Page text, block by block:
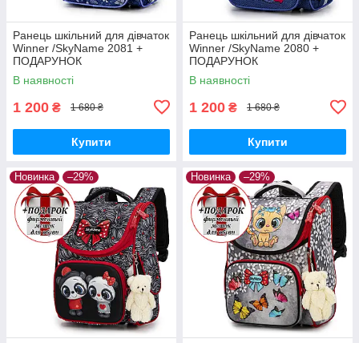
Ранець шкільний для дівчаток
Winner /SkyName 2081 +
ПОДАРУНОК
В наявності
1 200 ₴ 1 680 ₴
Купити
Ранець шкільний для дівчаток
Winner /SkyName 2080 +
ПОДАРУНОК
В наявності
1 200 ₴ 1 680 ₴
Купити
Новинка –29% Новинка –29%